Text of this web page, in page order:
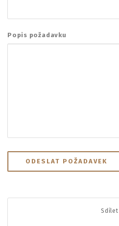
Popis požadavku
Sdílet